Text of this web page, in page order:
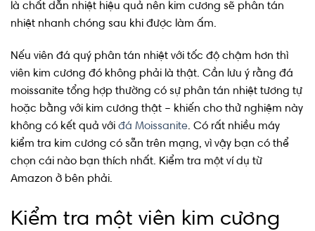
là chất dẫn nhiệt hiệu quả nên kim cương sẽ phân tán
nhiệt nhanh chóng sau khi được làm ấm.
Nếu viên đá quý phân tán nhiệt với tốc độ chậm hơn thì
viên kim cương đó không phải là thật. Cần lưu ý rằng đá
moissanite tổng hợp thường có sự phân tán nhiệt tương tự
hoặc bằng với kim cương thật – khiến cho thử nghiệm này
không có kết quả với đá Moissanite. Có rất nhiều máy
kiểm tra kim cương có sẵn trên mạng, vì vậy bạn có thể
chọn cái nào bạn thích nhất. Kiểm tra một ví dụ từ
Amazon ở bên phải.
Kiểm tra một viên kim cương